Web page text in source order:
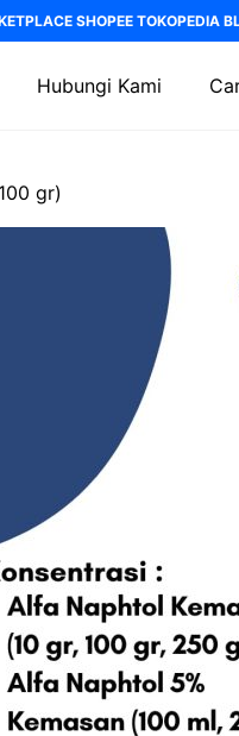
SHOPEE TOKOPEDIA
Hubungi Kami
gr)